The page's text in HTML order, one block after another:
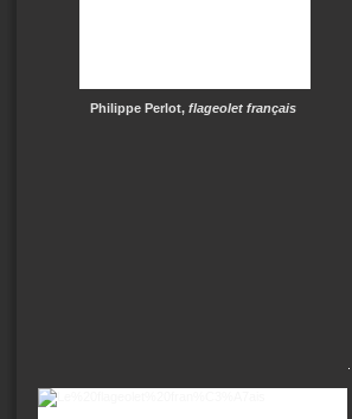
Philippe Perlot, flageolet français